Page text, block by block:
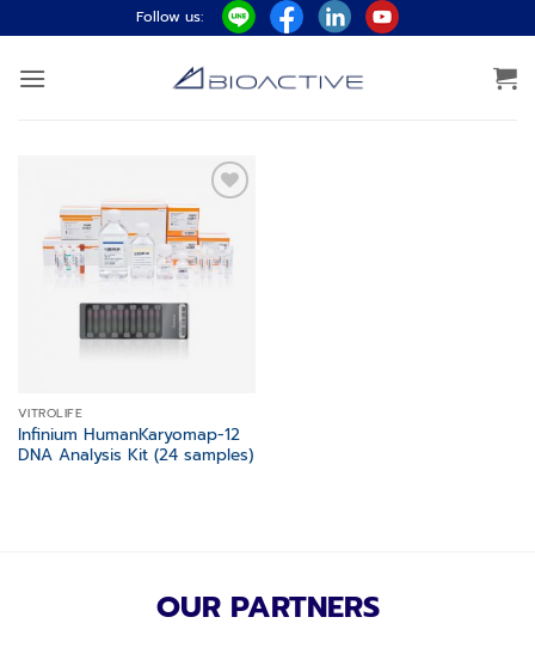
ไป
ยัง
Follow us:
Add to
wishlist
VITROLIFE
Infinium HumanKaryomap-12
DNA Analysis Kit (24 samples)
OUR PARTNERS